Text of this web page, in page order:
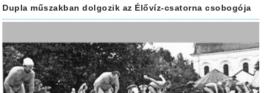
Dupla műszakban dolgozik az Élővíz-csatorna csobogója